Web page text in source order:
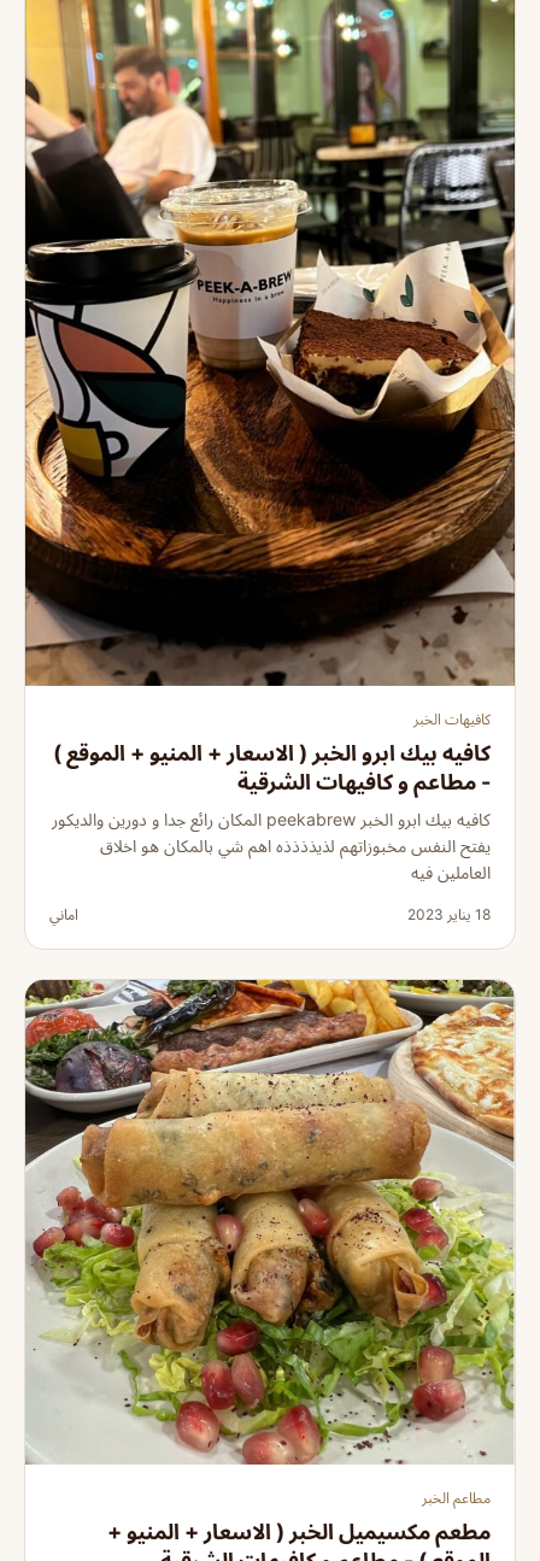
كافيهات الخبر
كافيه بيك ابرو الخبر ( الاسعار + المنيو + الموقع )
- مطاعم و كافيهات الشرقية
كافيه بيك ابرو الخبر peekabrew المكان رائع جدا و دورين والديكور
يفتح النفس مخبوزاتهم لذيذذذذه اهم شي بالمكان هو اخلاق
العاملين فيه
18 يناير 2023 اماني
مطاعم الخبر
مطعم مكسيميل الخبر ( الاسعار + المنيو +